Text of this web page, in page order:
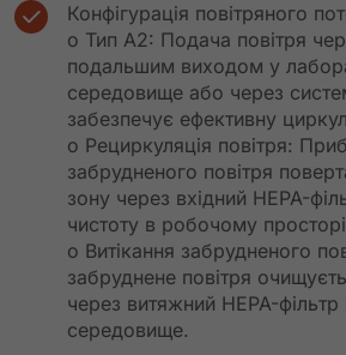
Конфігурація повітряного
o Тип A2: Подача повітря
подальшим виходом у
середовище або через
забезпечує ефективну
o Рециркуляція повітря:
забрудненого повітря
зону через вхідний HEPA-
чистоту в робочому
o Витікання забрудненого
забруднене повітря
через витяжний HEPA-
середовище.